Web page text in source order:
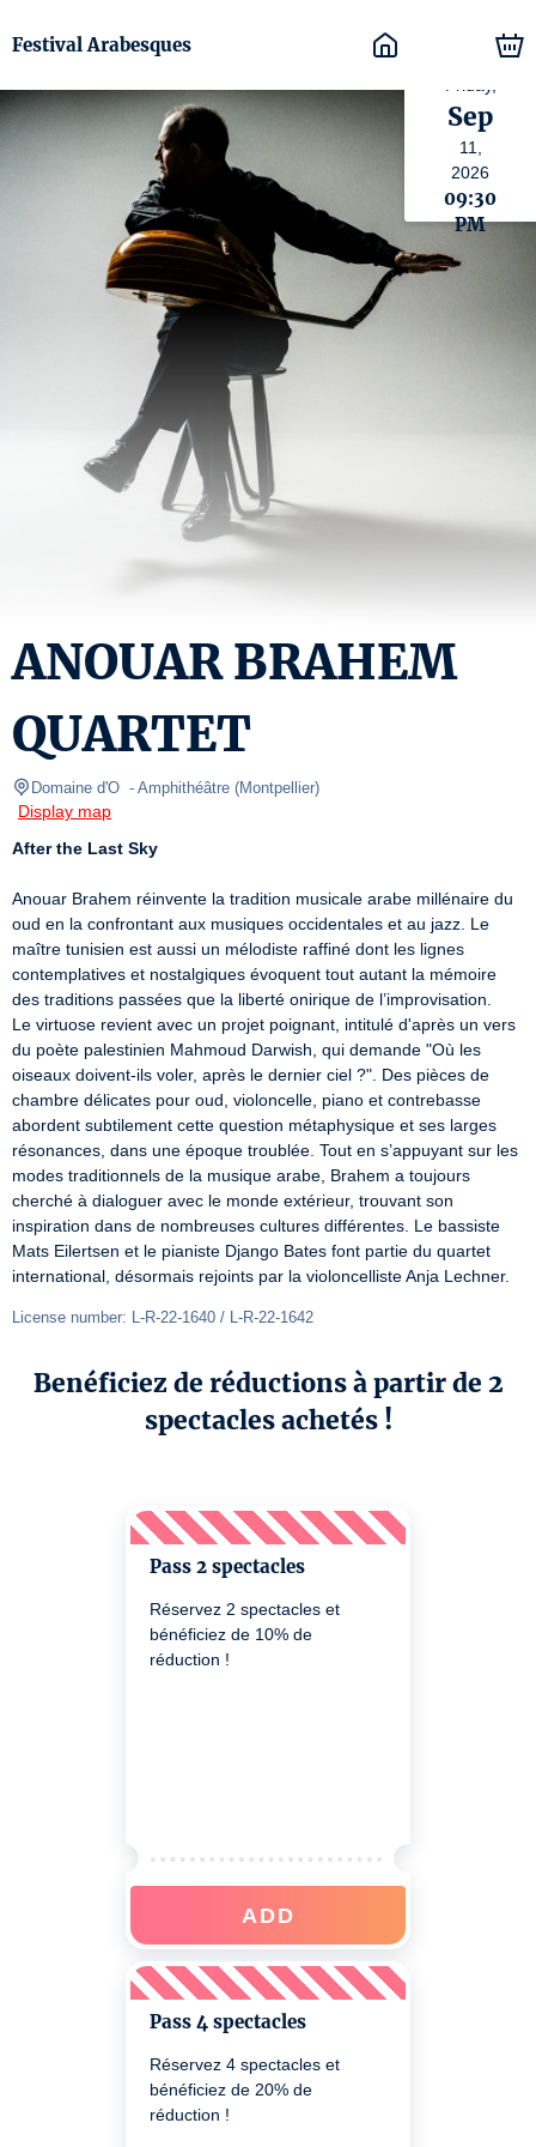
Festival Arabesques
Sep
11,
2026
09:30
PM
ANOUAR BRAHEM
QUARTET
Domaine d'O - Amphithéâtre (Montpellier)
Display map
After the Last Sky
Anouar Brahem réinvente la tradition musicale arabe millénaire du
oud en la confrontant aux musiques occidentales et au jazz. Le
maître tunisien est aussi un mélodiste raffiné dont les lignes
contemplatives et nostalgiques évoquent tout autant la mémoire
des traditions passées que la liberté onirique de l’improvisation.
Le virtuose revient avec un projet poignant, intitulé d'après un vers
du poète palestinien Mahmoud Darwish, qui demande "Où les
oiseaux doivent-ils voler, après le dernier ciel ?". Des pièces de
chambre délicates pour oud, violoncelle, piano et contrebasse
abordent subtilement cette question métaphysique et ses larges
résonances, dans une époque troublée. Tout en s’appuyant sur les
modes traditionnels de la musique arabe, Brahem a toujours
cherché à dialoguer avec le monde extérieur, trouvant son
inspiration dans de nombreuses cultures différentes. Le bassiste
Mats Eilertsen et le pianiste Django Bates font partie du quartet
international, désormais rejoints par la violoncelliste Anja Lechner.
License number: L-R-22-1640 / L-R-22-1642
Benéficiez de réductions à partir de 2
spectacles achetés !
Pass 2 spectacles
Réservez 2 spectacles et
bénéficiez de 10% de
réduction !
ADD
Pass 4 spectacles
Réservez 4 spectacles et
bénéficiez de 20% de
réduction !